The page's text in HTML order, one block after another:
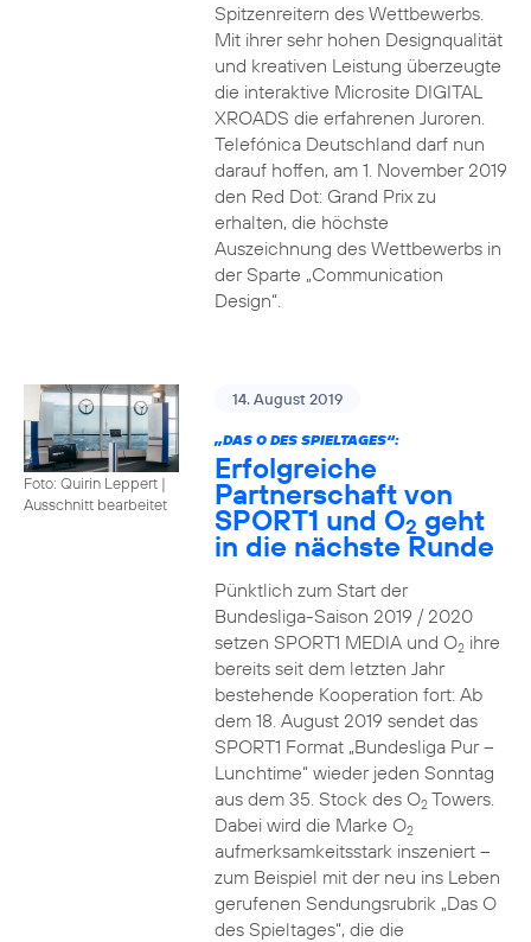
Spitzenreitern des Wettbewerbs.
Mit ihrer sehr hohen Designqualität
und kreativen Leistung überzeugte
die interaktive Microsite DIGITAL
XROADS die erfahrenen Juroren.
Telefónica Deutschland darf nun
darauf hoffen, am 1. November 2019
den Red Dot: Grand Prix zu
erhalten, die höchste
Auszeichnung des Wettbewerbs in
der Sparte „Communication
Design“.
Foto: Quirin Leppert |
Ausschnitt bearbeitet
14. August 2019
„DAS O DES SPIELTAGES“:
Erfolgreiche
Partnerschaft von
SPORT1 und O2 geht
in die nächste Runde
Pünktlich zum Start der
Bundesliga-Saison 2019 / 2020
setzen SPORT1 MEDIA und O2ihre
bereits seit dem letzten Jahr
bestehende Kooperation fort: Ab
dem 18. August 2019 sendet das
SPORT1 Format „Bundesliga Pur –
Lunchtime“ wieder jeden Sonntag
aus dem 35. Stock des O2Towers.
Dabei wird die Marke O2
aufmerksamkeitsstark inszeniert –
zum Beispiel mit der neu ins Leben
gerufenen Sendungsrubrik „Das O
des Spieltages“, die die